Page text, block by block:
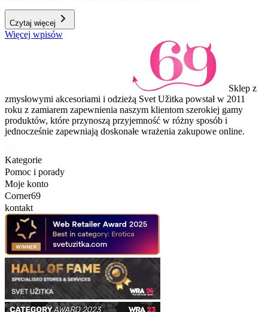
Czytaj więcej
Więcej wpisów
Sklep z
zmysłowymi akcesoriami i odzieżą Svet Užitka powstał w 2011
roku z zamiarem zapewnienia naszym klientom szerokiej gamy
produktów, które przynoszą przyjemność w różny sposób i
jednocześnie zapewniają doskonałe wrażenia zakupowe online.
Kategorie
Pomoc i porady
Moje konto
Corner69
kontakt